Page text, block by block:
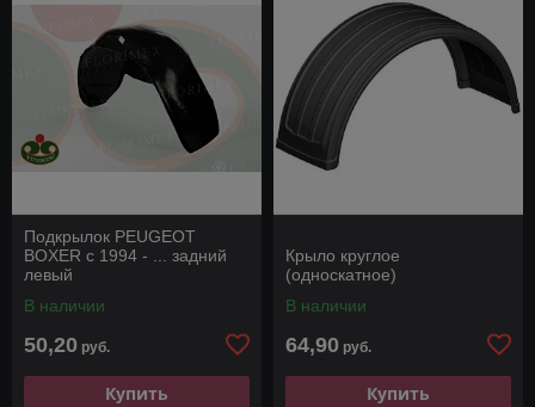
Подкрылок PEUGEOT
BOXER с 1994 - ... задний
левый
В наличии
50,20 руб.
Купить
Крыло круглое
(односкатное)
В наличии
64,90 руб.
Купить